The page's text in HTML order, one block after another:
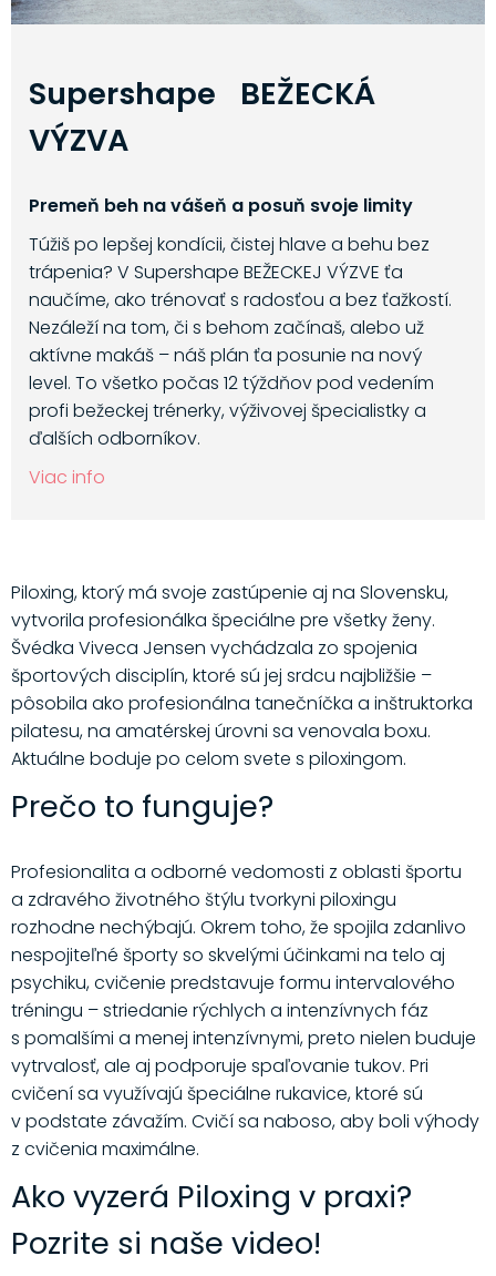
Supershape BEŽECKÁ
VÝZVA
Premeň beh na vášeň a posuň svoje limity
Túžiš po lepšej kondícii, čistej hlave a behu bez
trápenia? V Supershape BEŽECKEJ VÝZVE ťa
naučíme, ako trénovať s radosťou a bez ťažkostí.
Nezáleží na tom, či s behom začínaš, alebo už
aktívne makáš – náš plán ťa posunie na nový
level. To všetko počas 12 týždňov pod vedením
profi bežeckej trénerky, výživovej špecialistky a
ďalších odborníkov.
Viac info
Piloxing, ktorý má svoje zastúpenie aj na Slovensku,
vytvorila profesionálka špeciálne pre všetky ženy.
Švédka Viveca Jensen vychádzala zo spojenia
športových disciplín, ktoré sú jej srdcu najbližšie –
pôsobila ako profesionálna tanečníčka a inštruktorka
pilatesu, na amatérskej úrovni sa venovala boxu.
Aktuálne boduje po celom svete s piloxingom.
Prečo to funguje?
Profesionalita a odborné vedomosti z oblasti športu
a zdravého životného štýlu tvorkyni piloxingu
rozhodne nechýbajú. Okrem toho, že spojila zdanlivo
nespojiteľné športy so skvelými účinkami na telo aj
psychiku, cvičenie predstavuje formu intervalového
tréningu – striedanie rýchlych a intenzívnych fáz
s pomalšími a menej intenzívnymi, preto nielen buduje
vytrvalosť, ale aj podporuje spaľovanie tukov. Pri
cvičení sa využívajú špeciálne rukavice, ktoré sú
v podstate závažím. Cvičí sa naboso, aby boli výhody
z cvičenia maximálne.
Ako vyzerá Piloxing v praxi?
Pozrite si naše video!